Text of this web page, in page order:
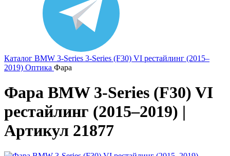
Каталог BMW 3-Series 3-Series (F30) VI рестайлинг (2015–
2019) Оптика Фара
Фара BMW 3-Series (F30) VI
рестайлинг (2015–2019) |
Артикул 21877